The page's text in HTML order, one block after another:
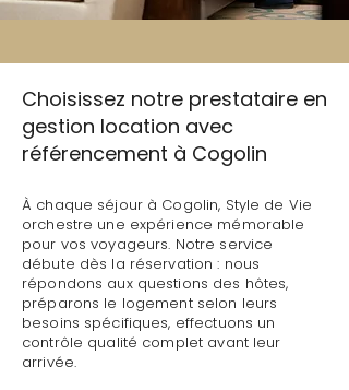
Choisissez notre prestataire en
gestion location avec
référencement à Cogolin
À chaque séjour à Cogolin, Style de Vie
orchestre une expérience mémorable
pour vos voyageurs. Notre service
débute dès la réservation : nous
répondons aux questions des hôtes,
préparons le logement selon leurs
besoins spécifiques, effectuons un
contrôle qualité complet avant leur
arrivée.